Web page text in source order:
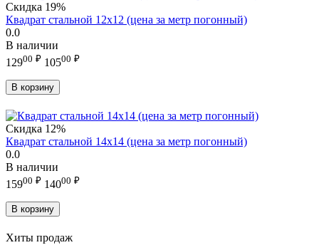
Скидка 19%
Квадрат стальной 12х12 (цена за метр погонный)
0.0
В наличии
12900 ₽ 10500 ₽
В корзину
Скидка 12%
Квадрат стальной 14х14 (цена за метр погонный)
0.0
В наличии
15900 ₽ 14000 ₽
В корзину
Хиты продаж